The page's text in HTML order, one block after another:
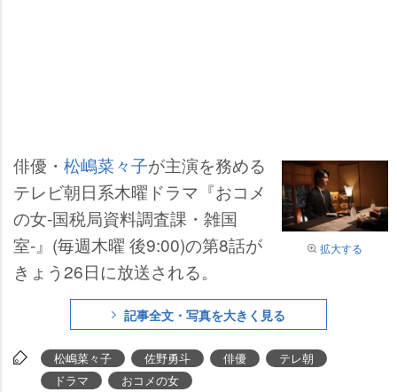
拡大する
俳優・ 松嶋菜々子が主演を務める
テレビ朝日系木曜ドラマ『おコメ
の女-国税局資料調査課・雑国
室-』(毎週木曜 後9:00)の第8話が
きょう26日に放送される。
記事全文・写真を大きく見る
松嶋菜々子 佐野勇斗 俳優
テレ朝
ドラマ
おコメの女